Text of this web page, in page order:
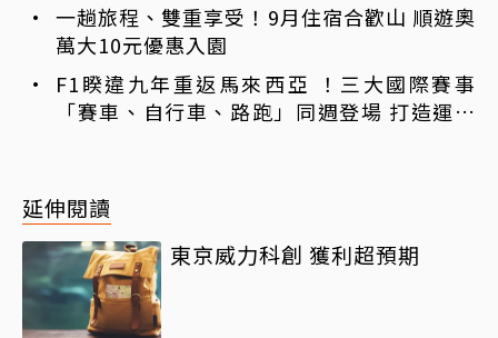
一趟旅程、雙重享受！9月住宿合歡山 順遊奧
萬大10元優惠入園
F1睽違九年重返馬來西亞 ！三大國際賽事
「賽車、自行車、路跑」同週登場 打造運動
延伸閱讀
東京威力科創 獲利超預期